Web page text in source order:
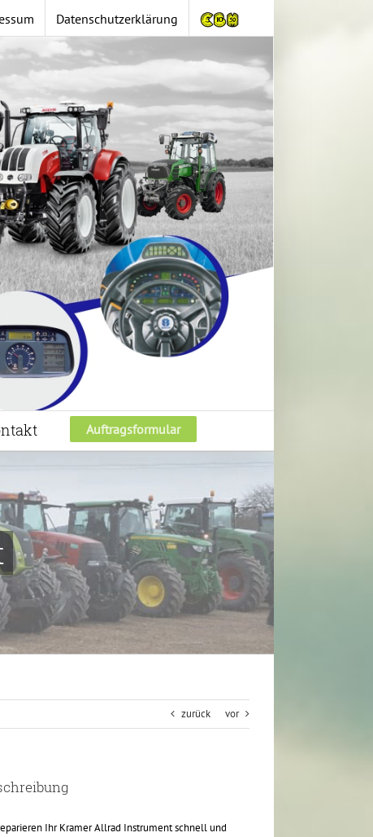
Datenschutzerklärung
Auftragsformular
zurück vor
Ihr Kramer Allrad Instrument schnell und